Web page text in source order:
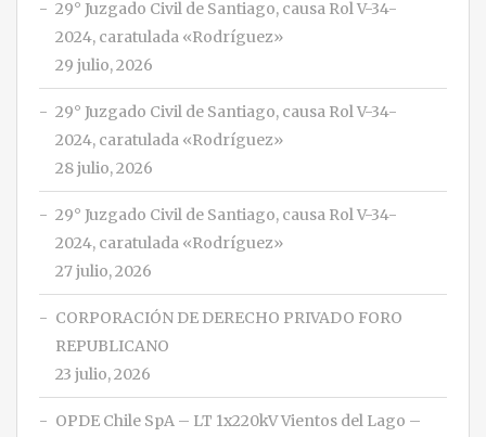
29° Juzgado Civil de Santiago, causa Rol V-34-
2024, caratulada «Rodríguez»
29 julio, 2026
29° Juzgado Civil de Santiago, causa Rol V-34-
2024, caratulada «Rodríguez»
28 julio, 2026
29° Juzgado Civil de Santiago, causa Rol V-34-
2024, caratulada «Rodríguez»
27 julio, 2026
CORPORACIÓN DE DERECHO PRIVADO FORO
REPUBLICANO
23 julio, 2026
OPDE Chile SpA – LT 1x220kV Vientos del Lago –